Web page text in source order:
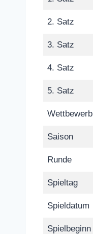
2. Satz
3. Satz
4. Satz
5. Satz
Wettbewerb
Saison
Runde
Spieltag
Spieldatum
Spielbeginn